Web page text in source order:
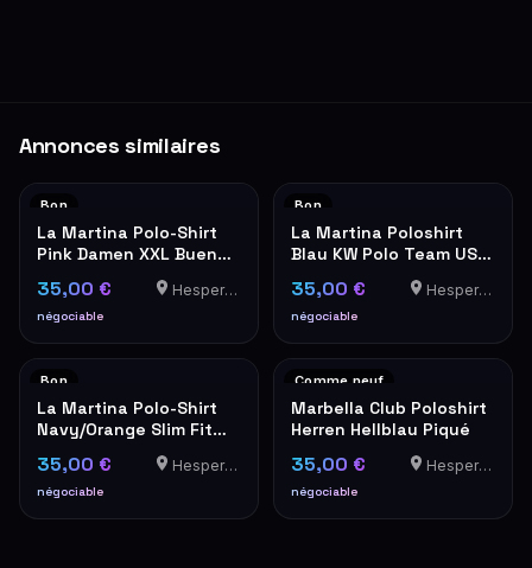
Annonces similaires
Bon
La Martina Polo-Shirt
Pink Damen XXL Buenos
35,00 €
négociable
Hesperange
Bon
La Martina Poloshirt
Blau KW Polo Team USA
Stickerei Herren
35,00 €
négociable
Hesperange
Bon
La Martina Polo-Shirt
Navy/Orange Slim Fit
35,00 €
négociable
Hesperange
Comme neuf
Marbella Club Poloshirt
Herren Hellblau Piqué
35,00 €
négociable
Hesperange